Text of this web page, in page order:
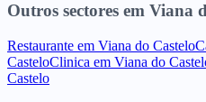
Outros sectores em Viana
Restaurante em Viana do Castelo
CasteloClinica em Viana do
Castelo